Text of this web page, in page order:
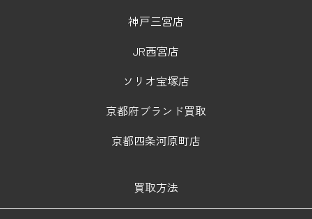
神戸三宮店
JR西宮店
ソリオ宝塚店
京都府ブランド買取
京都四条河原町店
買取方法